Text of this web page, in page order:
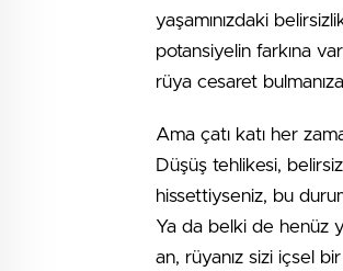
yaşamınızdaki
potansiyelin farkına
rüya cesaret
Ama çatı katı her
Düşüş tehlikesi,
hissettiyseniz, bu
Ya da belki de henüz
an, rüyanız sizi içsel